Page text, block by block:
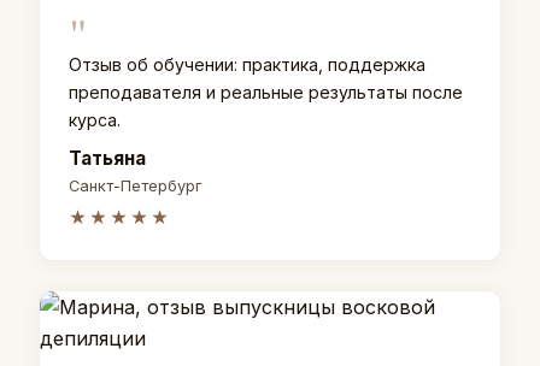
"
Отзыв об обучении: практика, поддержка
преподавателя и реальные результаты после
курса.
Татьяна
Санкт-Петербург
★★★★★